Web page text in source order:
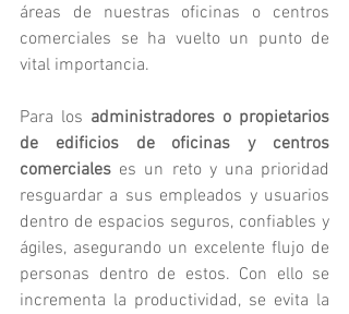
áreas de nuestras oficinas o centros
comerciales se ha vuelto un punto de
vital importancia.
Para los administradores o propietarios
de edificios de oficinas y centros
comerciales es un reto y una prioridad
resguardar a sus empleados y usuarios
dentro de espacios seguros, confiables y
ágiles, asegurando un excelente flujo de
personas dentro de estos. Con ello se
incrementa la productividad, se evita la